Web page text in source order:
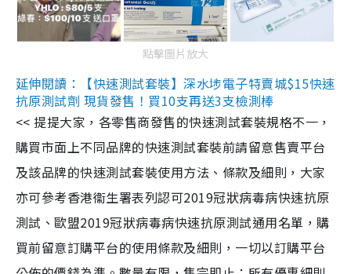
點擊圖片放大
延伸閱讀：【快速測試套裝】深水埗電子特賣城$15快速
抗原測試劑 現貨發售！買10支再送3支檢測棒
<< 提提大家，各零售商發售的快速測試套裝規格不一，
購買市面上不同品牌的快速測試套裝前請留意售賣平台
及該品牌的快速測試套裝使用方法、條款及細則，大家
亦可參考香港衞生署表列認可2019冠狀病毒病快速抗原
測試、歐盟2019冠狀病毒病快速抗原測試通用名單，購
買前留意訂購平台的使用條款及細則，一切以訂購平台